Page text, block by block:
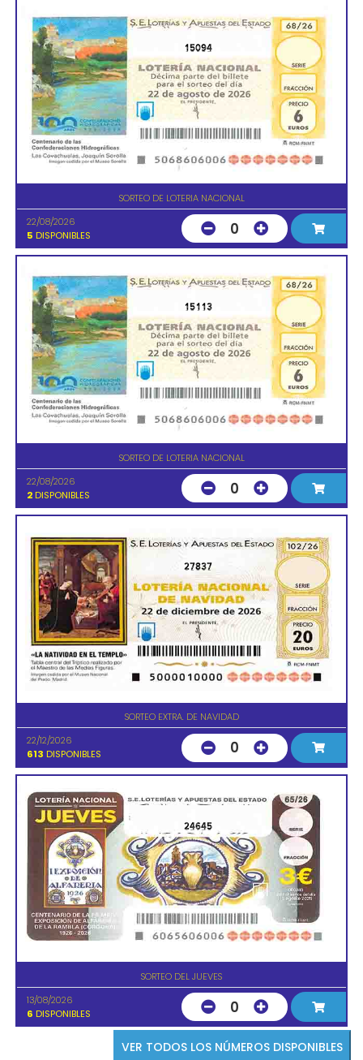
15094
SORTEO DE LOTERIA NACIONAL
22/08/2026
5 DISPONIBLES 0
15113
SORTEO DE LOTERIA NACIONAL
22/08/2026
2 DISPONIBLES 0
27837
SORTEO EXTRA. DE NAVIDAD
22/12/2026
613 DISPONIBLES 0
24645
SORTEO DEL JUEVES
13/08/2026
6 DISPONIBLES 0
VER TODOS LOS NÚMEROS DISPONIBLES